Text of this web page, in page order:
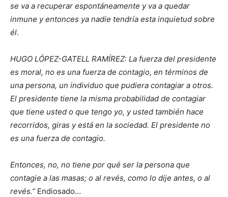
se va a recuperar espontáneamente y va a quedar
inmune y entonces ya nadie tendría esta inquietud sobre
él.
HUGO LÓPEZ-GATELL RAMÍREZ: La fuerza del presidente
es moral, no es una fuerza de contagio, en términos de
una persona, un individuo que pudiera contagiar a otros.
El presidente tiene la misma probabilidad de contagiar
que tiene usted o que tengo yo, y usted también hace
recorridos, giras y está en la sociedad. El presidente no
es una fuerza de contagio.
Entonces, no, no tiene por qué ser la persona que
contagie a las masas; o al revés, como lo dije antes, o al
revés.” Endiosado…